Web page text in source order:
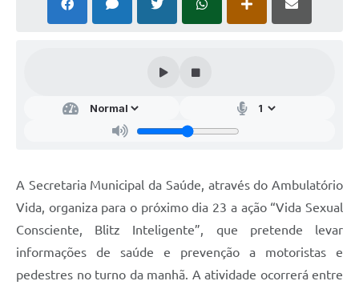
A Prefeitura
Galeria de Vídeos
Gabinetes e Secretarias
Links
Serviços Online
A Secretaria Municipal da Saúde, através do Ambulatório
Vida, organiza para o próximo dia 23 a ação “Vida Sexual
Consciente, Blitz Inteligente”, que pretende levar
informações de saúde e prevenção a motoristas e
pedestres no turno da manhã. A atividade ocorrerá entre